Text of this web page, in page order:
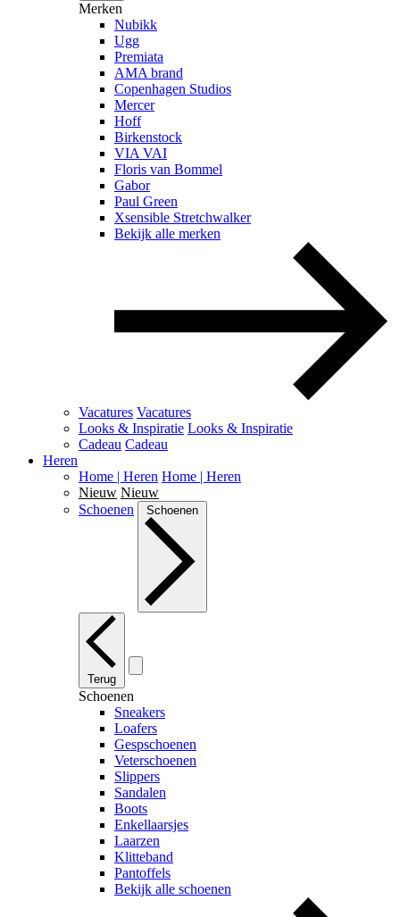
Merken
Nubikk
Ugg
Premiata
AMA brand
Copenhagen Studios
Mercer
Hoff
Birkenstock
VIA VAI
Floris van Bommel
Gabor
Paul Green
Xsensible Stretchwalker
Bekijk alle merken
Vacatures Vacatures
Looks & Inspiratie Looks & Inspiratie
Cadeau Cadeau
Heren
Home | Heren Home | Heren
Nieuw Nieuw
Schoenen
Schoenen
Terug
Schoenen
Sneakers
Loafers
Gespschoenen
Veterschoenen
Slippers
Sandalen
Boots
Enkellaarsjes
Laarzen
Klitteband
Pantoffels
Bekijk alle schoenen